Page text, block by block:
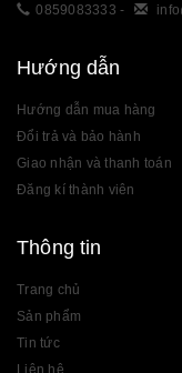
0859083333 -
Hướng dẫn
Hướng dẫn mua hàng
Đổi trả và bảo hành
Giao nhận và thanh toán
Đăng kí thành viên
Thông tin
Trang chủ
Sản phẩm
Tin tức
Liên hệ